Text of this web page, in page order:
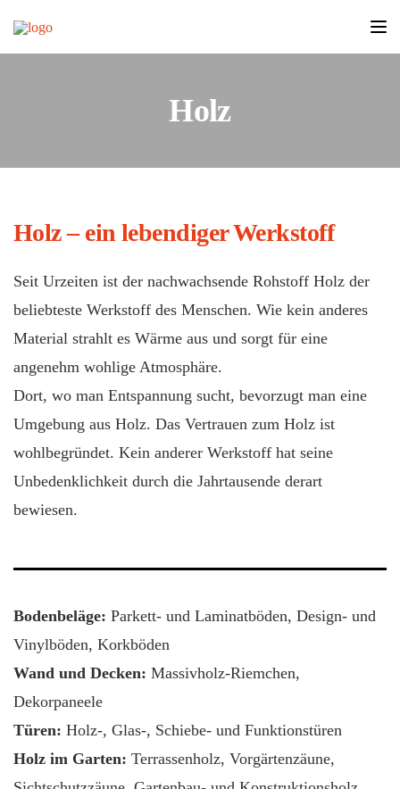
Holz
Holz – ein lebendiger Werkstoff
Seit Urzeiten ist der nachwachsende Rohstoff Holz der
beliebteste Werkstoff des Menschen. Wie kein anderes
Material strahlt es Wärme aus und sorgt für eine
angenehm wohlige Atmosphäre.
Dort, wo man Entspannung sucht, bevorzugt man eine
Umgebung aus Holz. Das Vertrauen zum Holz ist
wohlbegründet. Kein anderer Werkstoff hat seine
Unbedenklichkeit durch die Jahrtausende derart
bewiesen.
Bodenbeläge: Parkett- und Laminatböden, Design- und
Vinylböden, Korkböden
Wand und Decken: Massivholz-Riemchen,
Dekorpaneele
Türen: Holz-, Glas-, Schiebe- und Funktionstüren
Holz im Garten: Terrassenholz, Vorgärtenzäune,